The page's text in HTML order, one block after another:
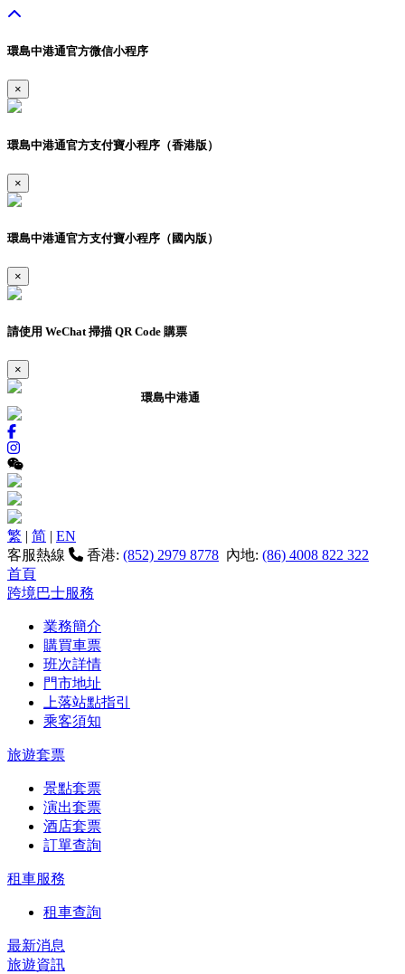
環島中港通官方微信小程序
×
環島中港通官方支付寶小程序（香港版）
×
環島中港通官方支付寶小程序（國內版）
×
請使用 WeChat 掃描 QR Code 購票
×
環島中港通
繁 | 简 | EN
客服熱線
香港: (852) 2979 8778 內地: (86) 4008 822 322
首頁
跨境巴士服務
業務簡介
購買車票
班次詳情
門市地址
上落站點指引
乘客須知
旅遊套票
景點套票
演出套票
酒店套票
訂單查詢
租車服務
租車查詢
最新消息
旅遊資訊